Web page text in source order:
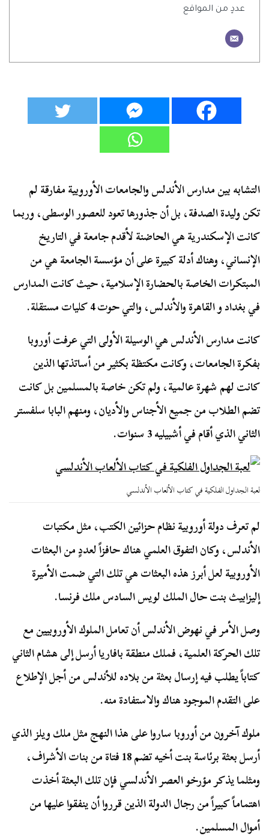
عددٍ من المواقع
التشابه بين مدارس الأندلس والجامعات الأوروبية مفارقة لم
تكن وليدة الصدفة، بل أن جذورها تعود للعصور الوسطى، وربما
كانت الإسكندرية هي الحاضنة لأقدم جامعة في التاريخ
الإنساني، وهناك أدلة كبيرة على أن مؤسسة الجامعة هي من
المبتكرات الخاصة بالحضارة الإسلامية، حيث كانت المدارس
في بغداد و القاهرة والأندلس، والتي حوت 4 كليات مستقلة.
كانت مدارس الأندلس هي الوسيلة الأولى التي عرفت أوروبا
بفكرة الجامعات، وكانت مكتظة بكثير من أساتذتها الذين
كانت لهم شهرة عالمية، ولم تكن خاصة بالمسلمين بل كانت
تضم الطلاب من جميع الأجناس والأديان، ومنهم البابا سلفستر
الثاني الذي أقام في أشبيليه 3 سنوات.
لعبة الجداول الفلكية في كتاب الألعاب الأندلسي
لم تعرف دولة أوروبية نظام حزائين الكتب، مثل مكتبات
الأندلس، وكان التفوق العلمي هناك حافزاً لعددٍ من البعثات
الأوروبية لعل أبرز هذه البعثات هي تلك التي ضمت الأميرة
إليزابيث بنت حال الملك لويس السادس ملك فرنسا.
وصل الأمر في نهوض الأندلس أن تعامل الملوك الأوروبيين مع
تلك الحركة العلمية، فملك منطقة بافاريا أرسل إلى هشام الثاني
كتاباً يطلب فيه إرسال بعثة من بلاده للأندلس من أجل الإطلاع
على التقدم الموجود هناك والاستفادة منه.
ملوك آخرون من أوروبا ساروا على هذا النهج مثل ملك ويلز الذي
أرسل بعثة برئاسة بنت أخيه تضم 18 فتاة من بنات الأشراف،
ومثلما يذكر مؤرخو العصر الأندلسي فإن تلك البعثة أخذت
اهتماماً كبيراً من رجال الدولة الذين قرروا أن ينفقوا عليها من
أموال المسلمين.